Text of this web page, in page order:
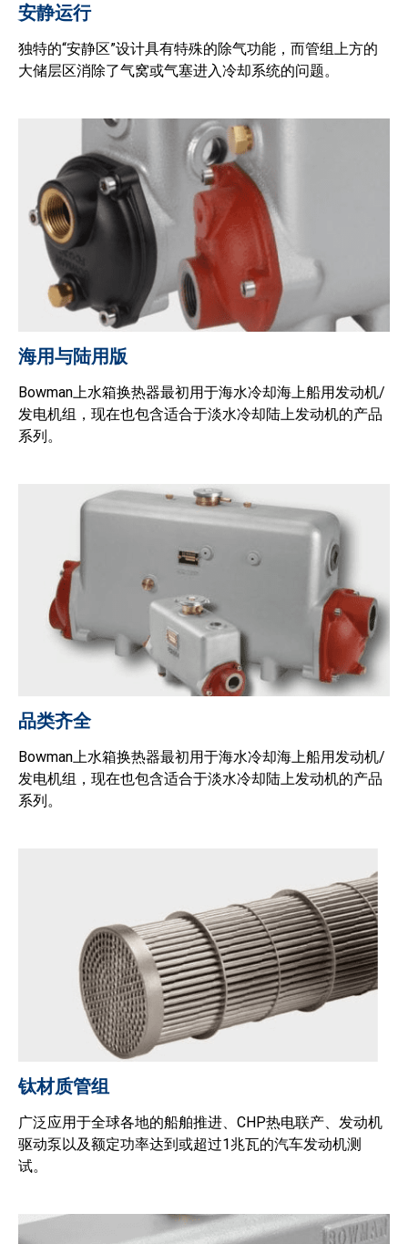
安静运行
独特的“安静区”设计具有特殊的除气功能，而管组上方的
大储层区消除了气窝或气塞进入冷却系统的问题。
海用与陆用版
Bowman上水箱换热器最初用于海水冷却海上船用发动机/
发电机组，现在也包含适合于淡水冷却陆上发动机的产品
系列。
品类齐全
Bowman上水箱换热器最初用于海水冷却海上船用发动机/
发电机组，现在也包含适合于淡水冷却陆上发动机的产品
系列。
钛材质管组
广泛应用于全球各地的船舶推进、CHP热电联产、发动机
驱动泵以及额定功率达到或超过1兆瓦的汽车发动机测
试。